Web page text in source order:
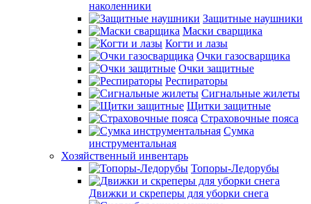
наколенники
Защитные наушники
Маски сварщика
Когти и лазы
Очки газосварщика
Очки защитные
Респираторы
Сигнальные жилеты
Щитки защитные
Страховочные пояса
Сумка
инструментальная
Хозяйственный инвентарь
Топоры-Ледорубы
Движки и скреперы для уборки снега